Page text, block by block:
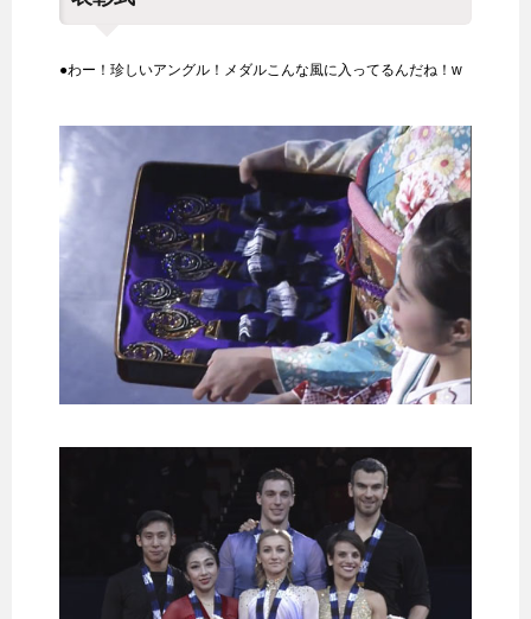
●わー！珍しいアングル！メダルこんな風に入ってるんだね！w